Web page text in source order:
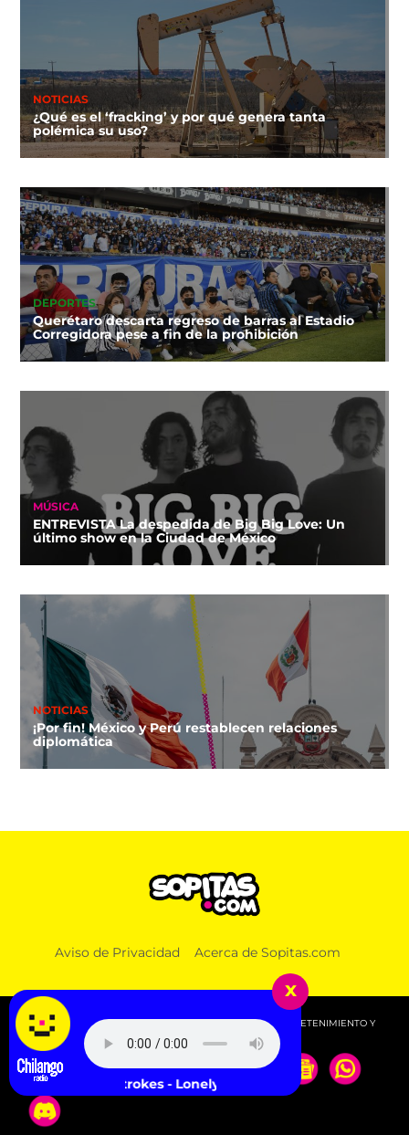
NOTICIAS
¿Qué es el ‘fracking’ y por qué genera tanta
polémica su uso?
DEPORTES
Querétaro descarta regreso de barras al Estadio
Corregidora pese a fin de la prohibición
MÚSICA
ENTREVISTA La despedida de Big Big Love: Un
último show en la Ciudad de México
NOTICIAS
¡Por fin! México y Perú restablecen relaciones
diplomática
Aviso de Privacidad Acerca de Sopitas.com
© 2026 SOPITAS.COM - MÚSICA, NOTICIAS, DEPORTES, ENTRETENIMIENTO Y
MÁS!.
x
The Strokes - Lonely in the Future